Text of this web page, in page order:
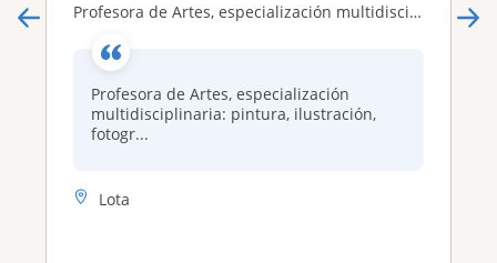
Profesora de Artes, especialización multidisciplinaria: pintura, ilustración, fotografía, audio, video, experimental, etc
Profesora de Artes, especialización
multidisciplinaria: pintura, ilustración,
fotogr...
Lota